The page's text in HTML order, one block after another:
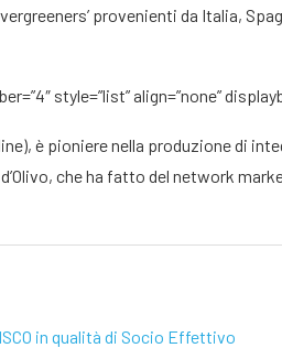
provenienti da Italia,
style=”list” align=”none”
è pioniere nella produzione di
che ha fatto del network
in qualità di Socio Effettivo